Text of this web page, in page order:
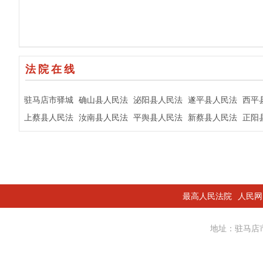
法院在线
驻马店市驿城
区人民法院
确山县人民法
院
泌阳县人民法
院
遂平县人民法
院
西平
院
上蔡县人民法 汝南县人民法 平舆县人民法
新蔡县人民法
正阳
最高人民法院 人民网
地址：驻马